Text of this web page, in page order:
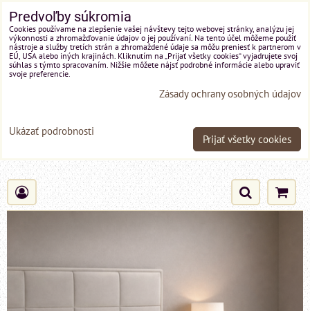
Predvoľby súkromia
Cookies používame na zlepšenie vašej návštevy tejto webovej stránky, analýzu jej
výkonnosti a zhromažďovanie údajov o jej používaní. Na tento účel môžeme použiť
nástroje a služby tretích strán a zhromaždené údaje sa môžu preniesť k partnerom v
EÚ, USA alebo iných krajinách. Kliknutím na „Prijať všetky cookies“ vyjadrujete svoj
súhlas s týmto spracovaním. Nižšie môžete nájsť podrobné informácie alebo upraviť
svoje preferencie.
Zásady ochrany osobných údajov
Ukázať podrobnosti
Prijať všetky cookies